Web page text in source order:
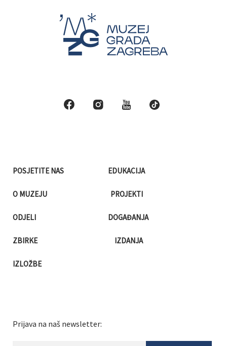
POSJETITE NAS
O MUZEJU
ODJELI
ZBIRKE
IZLOŽBE
EDUKACIJA
PROJEKTI
DOGAĐANJA
IZDANJA
Prijava na naš newsletter: